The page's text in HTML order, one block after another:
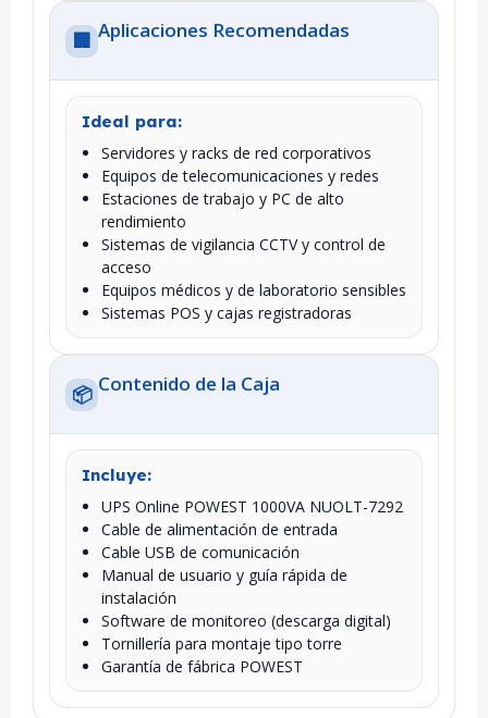
🏢 Aplicaciones Recomendadas
Ideal para:
Servidores y racks de red corporativos
Equipos de telecomunicaciones y redes
Estaciones de trabajo y PC de alto
rendimiento
Sistemas de vigilancia CCTV y control de
acceso
Equipos médicos y de laboratorio sensibles
Sistemas POS y cajas registradoras
📦 Contenido de la Caja
Incluye:
UPS Online POWEST 1000VA NUOLT-7292
Cable de alimentación de entrada
Cable USB de comunicación
Manual de usuario y guía rápida de
instalación
Software de monitoreo (descarga digital)
Tornillería para montaje tipo torre
Garantía de fábrica POWEST